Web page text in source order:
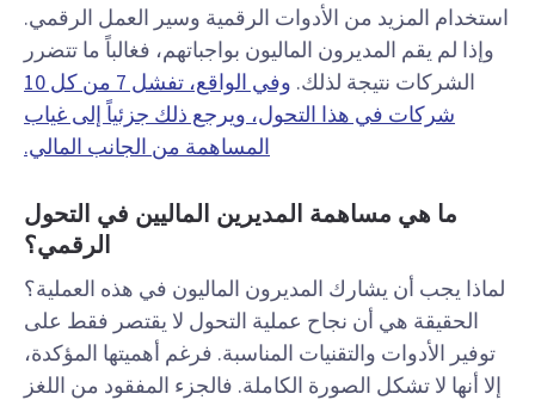
استخدام المزيد من الأدوات الرقمية وسير العمل الرقمي.
وإذا لم يقم المديرون الماليون بواجباتهم، فغالباً ما تتضرر
الشركات نتيجة لذلك.
وفي الواقع، تفشل 7 من كل 10
شركات في هذا التحول، ويرجع ذلك جزئياً إلى غياب
المساهمة من الجانب المالي.
ما هي مساهمة المديرين الماليين في التحول
الرقمي؟
لماذا يجب أن يشارك المديرون الماليون في هذه العملية؟
الحقيقة هي أن نجاح عملية التحول لا يقتصر فقط على
توفير الأدوات والتقنيات المناسبة. فرغم أهميتها المؤكدة،
إلا أنها لا تشكل الصورة الكاملة. فالجزء المفقود من اللغز